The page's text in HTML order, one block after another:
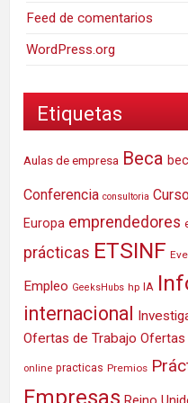
Feed de comentarios
WordPress.org
Etiquetas
Aulas de empresa Beca
Conferencia consultoria
Europa emprendedores
prácticas ETSINF
Empleo GeeksHubs hp IA
internacional
Ofertas de Trabajo Ofertas
online practicas Premios
Empresas